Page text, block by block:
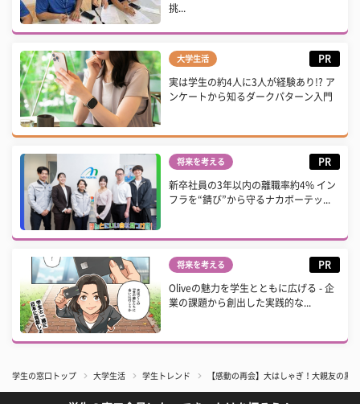
挑...
大学生活 PR
実は学生の約4人に3人が経験あり!? ア
ンケートから知るダークパターン入門
将来を考える PR
新卒社員の3年以内の離職率約4% イン
フラを“錆び”から守るナカボーテッ...
将来を考える PR
Oliveの魅力を学生とともに広げる - 企
業の課題から創出した実践的な...
学生の窓口トップ 大学生活 学生トレンド 【感動の再会】大はしゃぎ！大親友の黒